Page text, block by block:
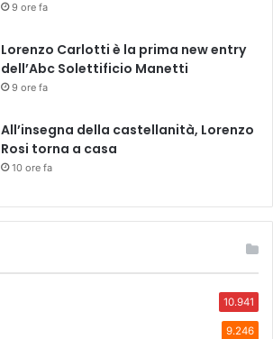
9 ore fa
Lorenzo Carlotti è la prima new entry
dell’Abc Solettificio Manetti
9 ore fa
All’insegna della castellanità, Lorenzo
Rosi torna a casa
10 ore fa
10.941
9.246